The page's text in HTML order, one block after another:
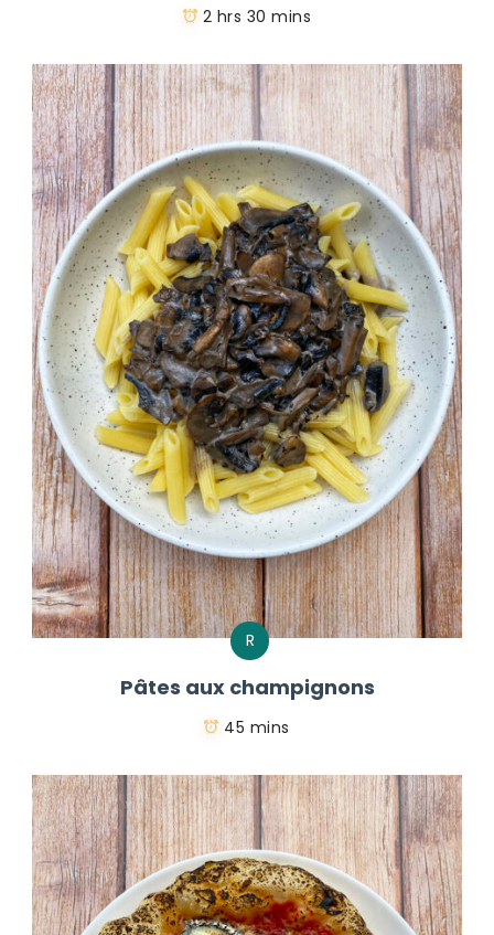
2 hrs 30 mins
R
Pâtes aux champignons
45 mins